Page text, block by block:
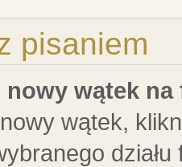
pisaniem
wątek na
wątek,